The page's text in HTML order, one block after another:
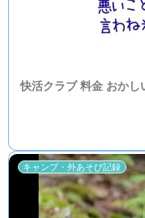
快活クラブ 料金 おかし
キャンプ・外あそび記録